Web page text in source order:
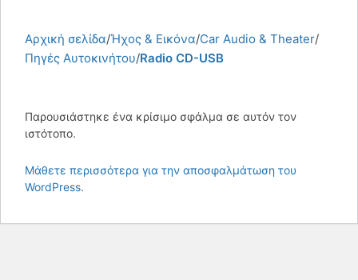
Αρχική σελίδα Ήχος & Εικόνα Car Audio & Theater
Πηγές Αυτοκινήτου Radio CD-USB
Παρουσιάστηκε ένα κρίσιμο σφάλμα σε αυτόν τον
ιστότοπο.
Μάθετε περισσότερα για την αποσφαλμάτωση του
WordPress.